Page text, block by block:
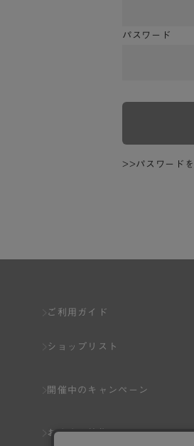
パスワード
>>パスワード
ご利用ガイド
ショップリスト
開催中のキャンペーン
おすすめ特集